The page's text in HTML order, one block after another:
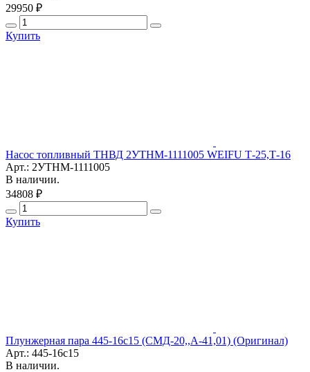
29950 ₽
Купить
Насос топливный ТНВД 2УТНМ-1111005 WEIFU Т-25,Т-16
Арт.: 2УТНМ-1111005
В наличии.
34808 ₽
Купить
Плунжерная пара 445-16с15 (СМД-20,,А-41,01) (Оригинал)
Арт.: 445-16с15
В наличии.